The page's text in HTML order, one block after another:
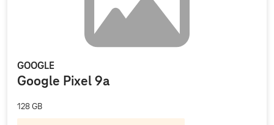
GOOGLE
Google Pixel 9a
128 GB